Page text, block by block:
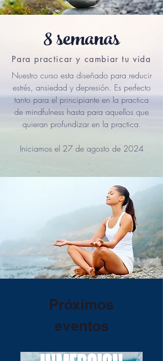
8 semanas
Para practicar y cambiar tu vida
Nuestro curso esta diseñado para reducir
estrés, ansiedad y depresión. Es perfecto
tanto para el principiante en la practica
de mindfulness hasta para aquellos que
quieran profundizar en la practica.
Iniciamos el 27 de agosto de 2024
Próximos
eventos